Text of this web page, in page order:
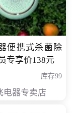
便携式杀菌除
专享价138元
库存99
电器专卖店